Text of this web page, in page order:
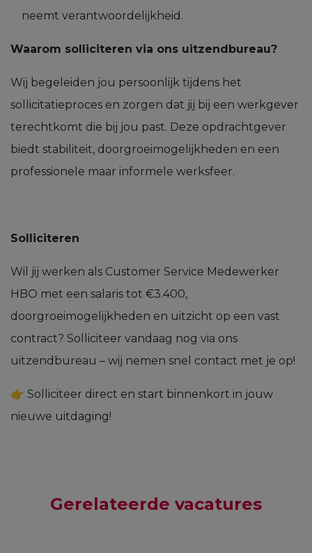
neemt verantwoordelijkheid.
Waarom solliciteren via ons uitzendbureau?
Wij begeleiden jou persoonlijk tijdens het
sollicitatieproces en zorgen dat jij bij een werkgever
terechtkomt die bij jou past. Deze opdrachtgever
biedt stabiliteit, doorgroeimogelijkheden en een
professionele maar informele werksfeer.
Solliciteren
Wil jij werken als Customer Service Medewerker
HBO met een salaris tot €3.400,
doorgroeimogelijkheden en uitzicht op een vast
contract? Solliciteer vandaag nog via ons
uitzendbureau – wij nemen snel contact met je op!
👉 Solliciteer direct en start binnenkort in jouw
nieuwe uitdaging!
Gerelateerde vacatures